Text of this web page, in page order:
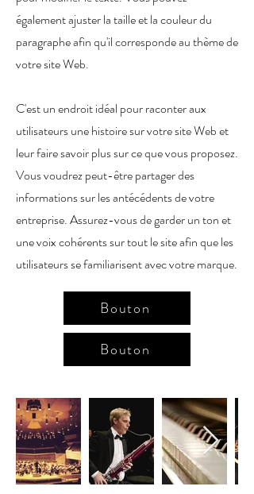
également ajuster la taille et la couleur du
paragraphe afin qu'il corresponde au thème de
votre site Web.
C'est un endroit idéal pour raconter aux
utilisateurs une histoire sur votre site Web et
leur faire savoir plus sur ce que vous proposez.
Vous voudrez peut-être partager des
informations sur les antécédents de votre
entreprise. Assurez-vous de garder un ton et
une voix cohérents sur tout le site afin que les
utilisateurs se familiarisent avec votre marque.
Bouton
Bouton